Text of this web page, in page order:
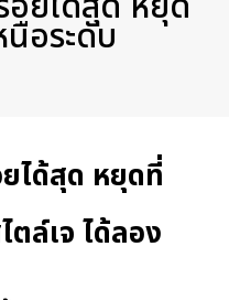
อระดับ
ได้สุด หยุดที่
ตล์เจ ได้ลอง